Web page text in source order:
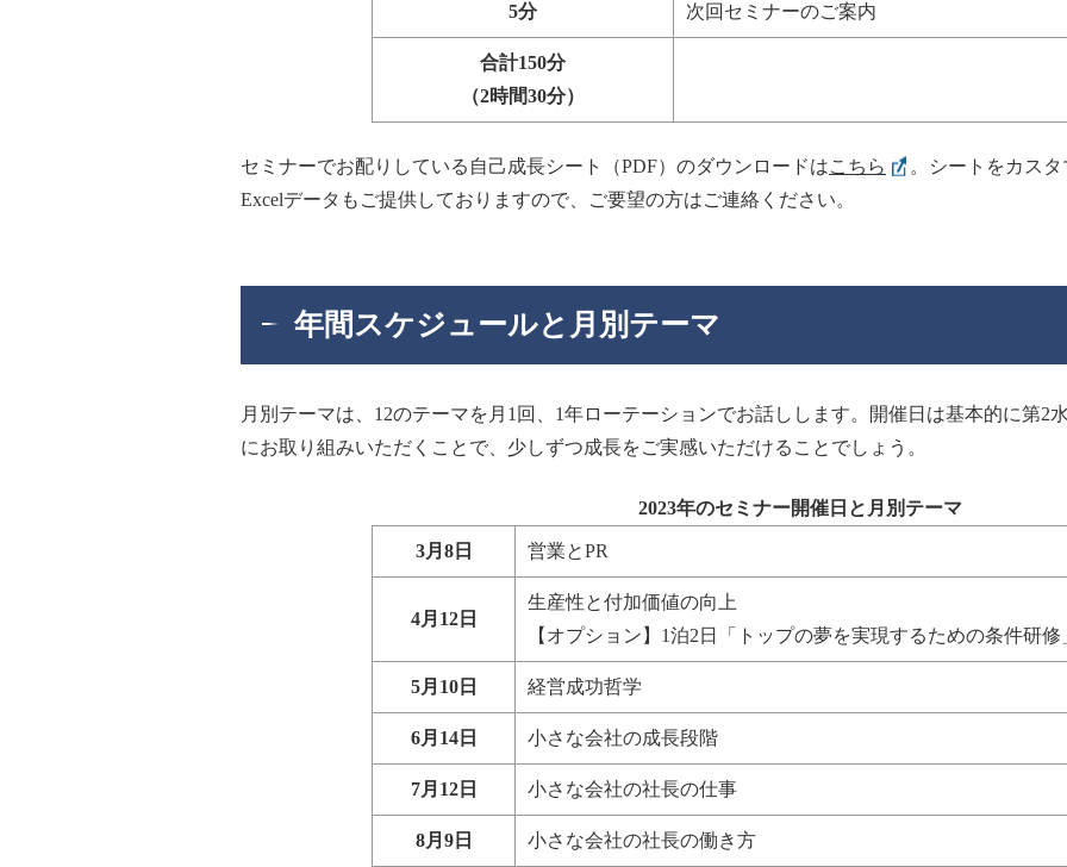
5分 次回セミナーのご案内
合計150分
（2時間30分）
セミナーでお配りしている自己成長シート（PDF）のダウンロードはこちら
。シートをカスタ
Excelデータもご提供しておりますので、ご要望の方はご連絡ください。
年間スケジュールと月別テーマ
月別テーマは、12のテーマを月1回、1年ローテーションでお話しします。開催日は基本的に第2
にお取り組みいただくことで、少しずつ成長をご実感いただけることでしょう。
2023年のセミナー開催日と月別テーマ
3月8日 営業とPR
4月12日
生産性と付加価値の向上
【オプション】1泊2日「トップの夢を実現するための条件研修
5月10日 経営成功哲学
6月14日 小さな会社の成長段階
7月12日 小さな会社の社長の仕事
8月9日 小さな会社の社長の働き方